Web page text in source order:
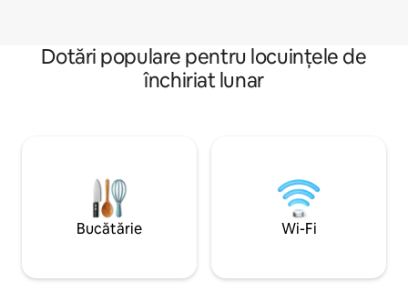
Dotări populare pentru locuințele de
închiriat lunar
Bucătărie Wi-Fi